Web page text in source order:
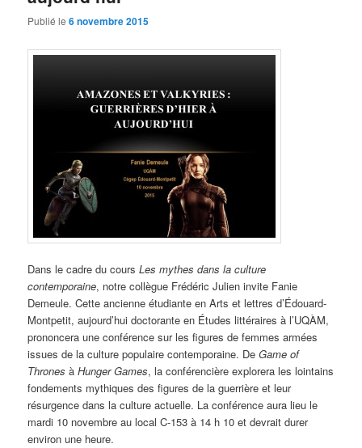
Publié le6 novembre 2015
Dans le cadre du coursLes mythes dans la culture
contemporaine, notre collègue Frédéric Julien invite Fanie
Demeule. Cette ancienne étudiante en Arts et lettres d’Édouard-
Montpetit, aujourd’hui doctorante en Études littéraires à l’UQÀM,
prononcera une conférence sur les figures de femmes armées
issues de la culture populaire contemporaine. DeGame of
Thrones àHunger Games, la conférencière explorera les lointains
fondements mythiques des figures de la guerrière et leur
résurgence dans la culture actuelle. La conférence aura lieu le
mardi 10 novembre au local C-153 à 14 h 10 et devrait durer
environ une heure.